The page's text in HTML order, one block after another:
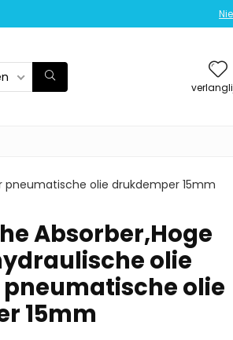
pneumatische olie drukdemper 15mm
Absorber,Hoge
olie
olie
15mm